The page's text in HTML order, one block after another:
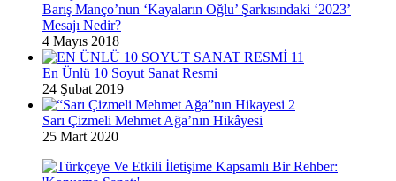
Barış Manço’nun ‘Kayaların Oğlu’ Şarkısındaki ‘2023’
Mesajı Nedir?
4 Mayıs 2018
En Ünlü 10 Soyut Sanat Resmi
24 Şubat 2019
Sarı Çizmeli Mehmet Ağa’nın Hikâyesi
25 Mart 2020